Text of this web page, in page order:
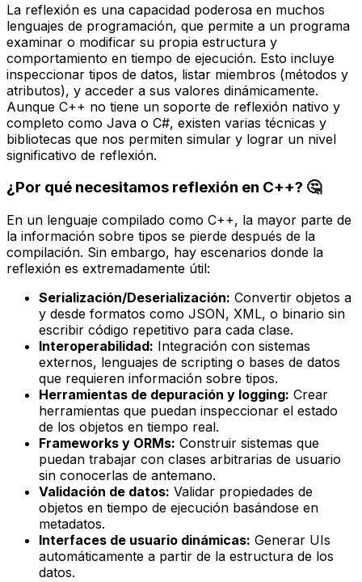
La reflexión es una capacidad poderosa en muchos
lenguajes de programación, que permite a un programa
examinar o modificar su propia estructura y
comportamiento en tiempo de ejecución. Esto incluye
inspeccionar tipos de datos, listar miembros (métodos y
atributos), y acceder a sus valores dinámicamente.
Aunque C++ no tiene un soporte de reflexión nativo y
completo como Java o C#, existen varias técnicas y
bibliotecas que nos permiten simular y lograr un nivel
significativo de reflexión.
¿Por qué necesitamos reflexión en C++? 🤔
En un lenguaje compilado como C++, la mayor parte de
la información sobre tipos se pierde después de la
compilación. Sin embargo, hay escenarios donde la
reflexión es extremadamente útil:
Serialización/Deserialización: Convertir objetos a
y desde formatos como JSON, XML, o binario sin
escribir código repetitivo para cada clase.
Interoperabilidad: Integración con sistemas
externos, lenguajes de scripting o bases de datos
que requieren información sobre tipos.
Herramientas de depuración y logging: Crear
herramientas que puedan inspeccionar el estado
de los objetos en tiempo real.
Frameworks y ORMs: Construir sistemas que
puedan trabajar con clases arbitrarias de usuario
sin conocerlas de antemano.
Validación de datos: Validar propiedades de
objetos en tiempo de ejecución basándose en
metadatos.
Interfaces de usuario dinámicas: Generar UIs
automáticamente a partir de la estructura de los
datos.